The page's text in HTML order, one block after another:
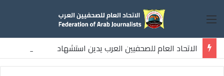
القائمة
الاتحاد العام للصحفيين العرب يدين استشهاد
ثلاثة صحفيين فلسطينيين باستهداف إسرائيلي وسط قطاع غزة